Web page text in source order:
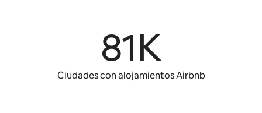
81K
Ciudades con alojamientos Airbnb